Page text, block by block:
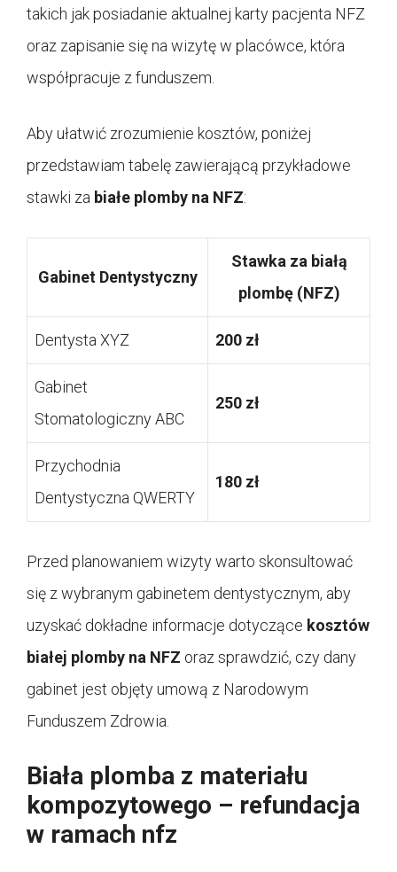
takich jak posiadanie aktualnej karty pacjenta NFZ
oraz zapisanie się na wizytę w placówce, która
współpracuje z funduszem.
Aby ułatwić zrozumienie kosztów, poniżej
przedstawiam tabelę zawierającą przykładowe
stawki za białe plomby na NFZ:
Gabinet Dentystyczny
Stawka za białą
plombę (NFZ)
Dentysta XYZ 200 zł
Gabinet
Stomatologiczny ABC
250 zł
Przychodnia
Dentystyczna QWERTY
180 zł
Przed planowaniem wizyty warto skonsultować
się z wybranym gabinetem dentystycznym, aby
uzyskać dokładne informacje dotyczące kosztów
białej plomby na NFZ oraz sprawdzić, czy dany
gabinet jest objęty umową z Narodowym
Funduszem Zdrowia.
Biała plomba z materiału
kompozytowego – refundacja
w ramach nfz